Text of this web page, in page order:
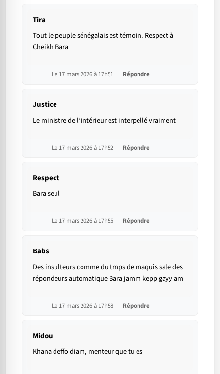
Tira
Tout le peuple sénégalais est témoin. Respect à
Cheikh Bara
Le 17 mars 2026 à 17h51 Répondre
Justice
Le ministre de l’intérieur est interpellé vraiment
Le 17 mars 2026 à 17h52 Répondre
Respect
Bara seul
Le 17 mars 2026 à 17h55 Répondre
Babs
Des insulteurs comme du tmps de maquis sale des
répondeurs automatique Bara jamm kepp gayy am
Le 17 mars 2026 à 17h58 Répondre
Midou
Khana deffo diam, menteur que tu es